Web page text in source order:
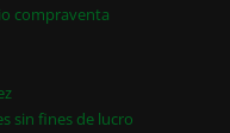
compraventa
sin fines de lucro